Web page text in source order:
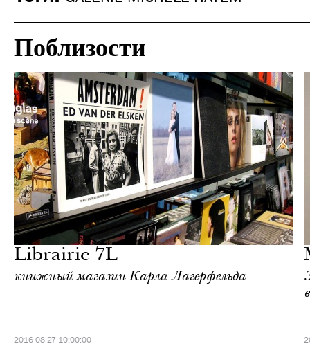
Поблизости
Librairie 7L
книжный магазин Карла Лагерфельда
2016-08-27 10:00:00